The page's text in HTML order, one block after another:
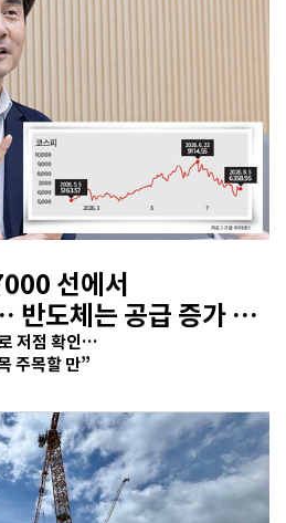
선에서
반도체는 공급 증가 선
저점 확인…
주목할 만”